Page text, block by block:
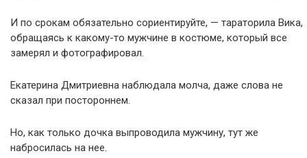
И по срокам обязательно сориентируйте, — тараторила Вика,
обращаясь к какому-то мужчине в костюме, который все
замерял и фотографировал.
Екатерина Дмитриевна наблюдала молча, даже слова не
сказал при постороннем.
Но, как только дочка выпроводила мужчину, тут же
набросилась на нее.